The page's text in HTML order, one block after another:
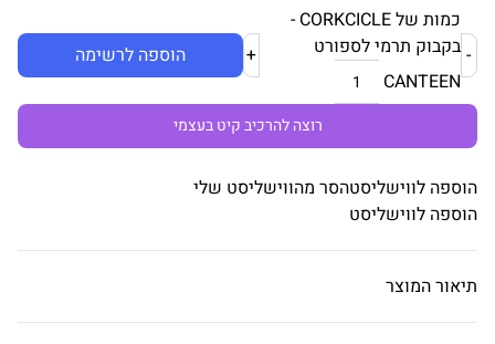
-
כמות של CORKCICLE -
בקבוק תרמי לספורט
CANTEEN
+ הוספה לרשימה
רוצה להרכיב קיט בעצמי
הוספה לווישליסטהסר מהווישליסט שלי
הוספה לווישליסט
תיאור המוצר